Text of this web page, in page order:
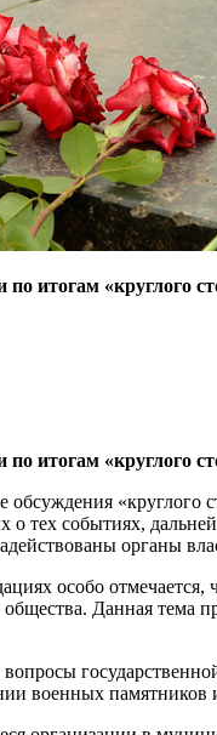
итогам «круглого
итогам «круглого
обсуждения
тех событиях,
органы
особо отмечается,
Данная
военных памятников